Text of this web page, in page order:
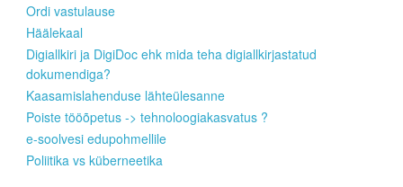
Ordi vastulause
Häälekaal
Digiallkiri ja DigiDoc ehk mida teha digiallkirjastatud
dokumendiga?
Kaasamislahenduse lähteülesanne
Poiste tööõpetus -> tehnoloogiakasvatus ?
e-soolvesi edupohmellile
Poliitika vs küberneetika